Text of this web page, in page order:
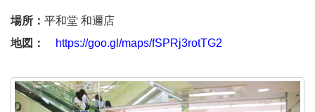
場所： 平和堂 和邇店
地図：
https://goo.gl/maps/fSPRj3rotTG2